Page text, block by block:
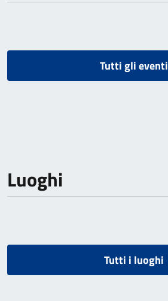
Tutti gli eventi
Luoghi
Tutti i luoghi